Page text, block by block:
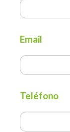
Email
Teléfono